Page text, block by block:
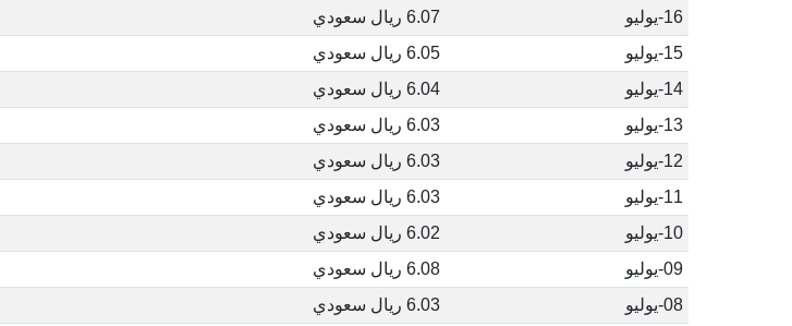
16-يوليو
6.07 ريال سعودي
15-يوليو
6.05 ريال سعودي
14-يوليو
6.04 ريال سعودي
13-يوليو
6.03 ريال سعودي
12-يوليو
6.03 ريال سعودي
11-يوليو
6.03 ريال سعودي
10-يوليو
6.02 ريال سعودي
09-يوليو
6.08 ريال سعودي
08-يوليو
6.03 ريال سعودي